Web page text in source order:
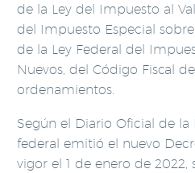
de la Ley del Impuesto al
del Impuesto Especial
de la Ley Federal del
Nuevos, del Código Fiscal
ordenamientos.
Según el Diario Oficial de la
federal emitió el nuevo
vigor el 1 de enero de